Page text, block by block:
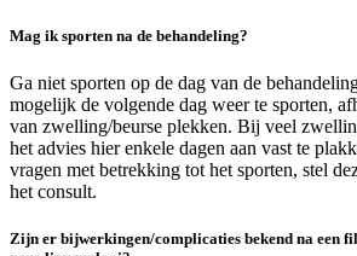
Mag ik sporten na de behandeling?
Ga niet sporten op de dag van de
mogelijk de volgende dag weer te sporten,
van zwelling/beurse plekken. Bij veel
het advies hier enkele dagen aan vast te
vragen met betrekking tot het sporten, stel
het consult.
Zijn er bijwerkingen/complicaties bekend na een